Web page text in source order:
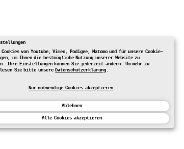
von Youtube, Vimeo, Podigee, Matomo und für unsere Cookie-
um Ihnen die bestmögliche Nutzung unserer Website zu
Ihre Einstellungen können Sie jederzeit ändern. Um mehr zu
Sie bitte unsereDatenschutzerklärung.
Nur notwendige Cookies akzeptieren
Ablehnen
Alle Cookies akzeptieren